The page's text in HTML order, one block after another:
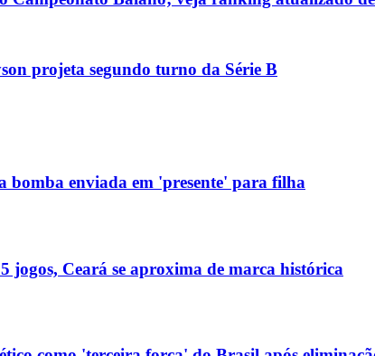
projeta segundo turno da Série B
bomba enviada em 'presente' para filha
jogos, Ceará se aproxima de marca histórica